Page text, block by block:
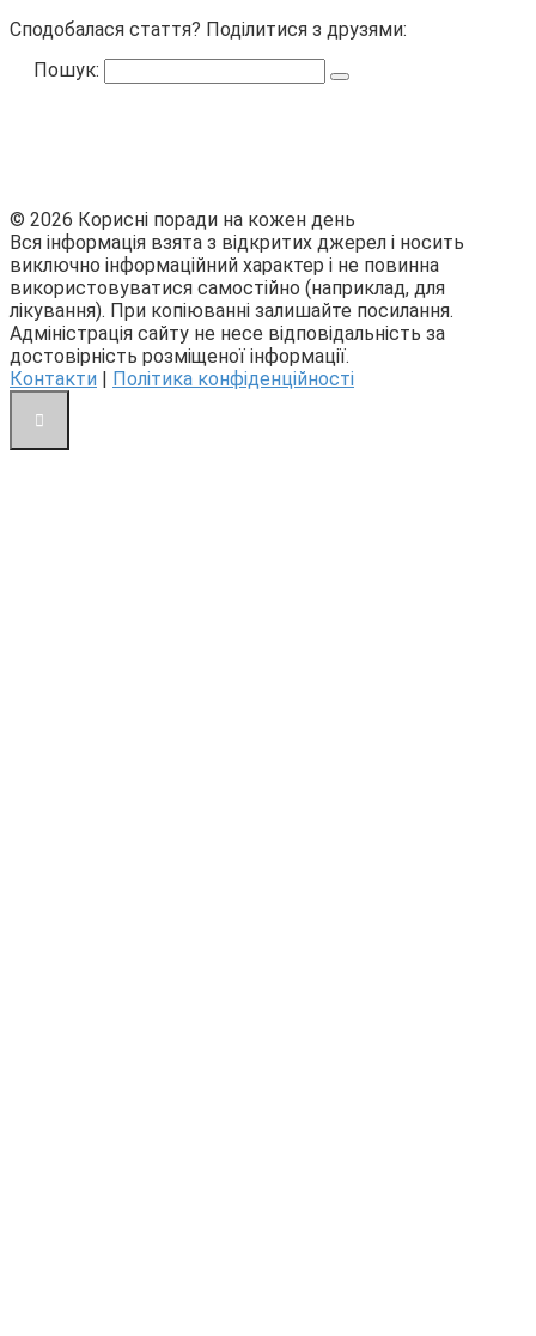
Сподобалася стаття? Поділитися з друзями:
Пошук:
© 2026 Корисні поради на кожен день
Вся інформація взята з відкритих джерел і носить
виключно інформаційний характер і не повинна
використовуватися самостійно (наприклад, для
лікування). При копіюванні залишайте посилання.
Адміністрація сайту не несе відповідальність за
достовірність розміщеної інформації.
Контакти | Політика конфіденційності